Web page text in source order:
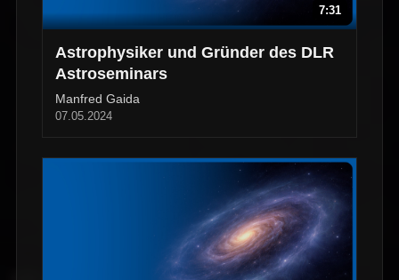
7:31
Astrophysiker und Gründer des DLR
Astroseminars
Manfred Gaida
07.05.2024